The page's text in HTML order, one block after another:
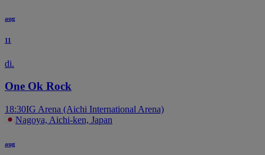
aug
11
di.
One Ok Rock
18:30IG Arena (Aichi International Arena)
Nagoya, Aichi-ken, Japan
aug